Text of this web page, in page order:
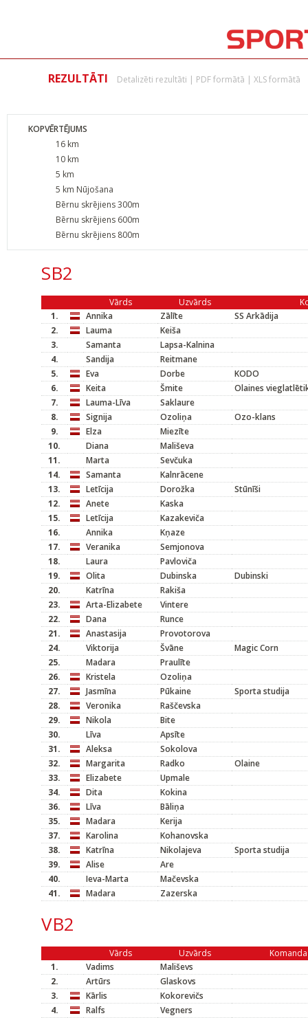
REZULTĀTI Detalizēti rezultāti | PDF formātā | XLS formātā
KOPVĒRTĒJUMS
16 km
10 km
5 km
5 km Nūjošana
Bērnu skrējiens 300m
Bērnu skrējiens 600m
Bērnu skrējiens 800m
SB2
Vārds Uzvārds
1.
Annika Zālīte
SS Arkādija
2.
Lauma
Keiša
3.
Samanta
Lapsa-Kalnina
4.
Sandija
Reitmane
5.
Eva Dorbe
KODO
6.
Keita Šmite
Olaines
7.
Lauma-Līva
Saklaure
8.
Signija Ozoliņa
Ozo-klans
9.
Elza
Miezīte
10.
Diana
Mališeva
11.
Marta
Sevčuka
14.
Samanta
Kalnrācene
13.
Letīcija Dorožka
Stūnīši
12.
Anete
Kaska
15.
Letīcija
Kazakeviča
16.
Annika
Kņaze
17.
Veranika
Semjonova
18.
Laura
Pavloviča
19.
Olita Dubinska
Dubinski
20.
Katrīna
Rakiša
23.
Arta-Elizabete
Vintere
22.
Dana
Runce
21.
Anastasija
Provotorova
24.
Viktorija Švāne
Magic Corn
25.
Madara
Praulīte
26.
Kristela
Ozoliņa
27.
Jasmīna Pūkaine
Sporta studija
28.
Veronika
Raščevska
29.
Nikola
Bite
30.
Līva
Apsīte
31.
Aleksa
Sokolova
32.
Margarita Radko
Olaine
33.
Elizabete
Upmale
34.
Dita
Kokina
36.
Līva
Bāliņa
35.
Madara
Kerija
37.
Karolina
Kohanovska
38.
Katrīna Nikolajeva
Sporta studija
39.
Alise
Are
40.
Ieva-Marta
Mačevska
41.
Madara Zazerska
VB2
Vārds Uzvārds
Komanda
1.
Vadims
Mališevs
2.
Artūrs
Glaskovs
3.
Kārlis
Kokorevičs
4.
Ralfs
Vegners